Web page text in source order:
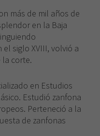
más de mil años de
en la Baja
siglo XVIII, volvió a
corte.
en Estudios
Estudió zanfona
Perteneció a la
de zanfonas